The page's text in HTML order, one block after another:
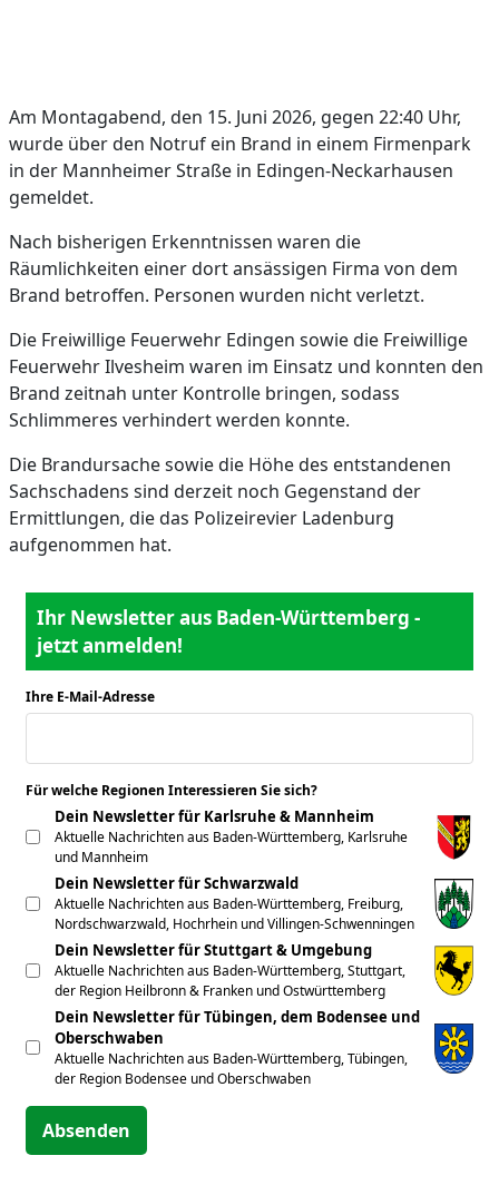
Am Montagabend, den 15. Juni 2026, gegen 22:40 Uhr,
wurde über den Notruf ein Brand in einem Firmenpark
in der Mannheimer Straße in Edingen-Neckarhausen
gemeldet.
Nach bisherigen Erkenntnissen waren die
Räumlichkeiten einer dort ansässigen Firma von dem
Brand betroffen. Personen wurden nicht verletzt.
Die Freiwillige Feuerwehr Edingen sowie die Freiwillige
Feuerwehr Ilvesheim waren im Einsatz und konnten den
Brand zeitnah unter Kontrolle bringen, sodass
Schlimmeres verhindert werden konnte.
Die Brandursache sowie die Höhe des entstandenen
Sachschadens sind derzeit noch Gegenstand der
Ermittlungen, die das Polizeirevier Ladenburg
aufgenommen hat.
Ihr Newsletter aus Baden-Württemberg -
jetzt anmelden!
Ihre E-Mail-Adresse
Für welche Regionen Interessieren Sie sich?
Dein Newsletter für Karlsruhe & Mannheim
Aktuelle Nachrichten aus Baden-Württemberg, Karlsruhe
und Mannheim
Dein Newsletter für Schwarzwald
Aktuelle Nachrichten aus Baden-Württemberg, Freiburg,
Nordschwarzwald, Hochrhein und Villingen-Schwenningen
Dein Newsletter für Stuttgart & Umgebung
Aktuelle Nachrichten aus Baden-Württemberg, Stuttgart,
der Region Heilbronn & Franken und Ostwürttemberg
Dein Newsletter für Tübingen, dem Bodensee und
Oberschwaben
Aktuelle Nachrichten aus Baden-Württemberg, Tübingen,
der Region Bodensee und Oberschwaben
Absenden